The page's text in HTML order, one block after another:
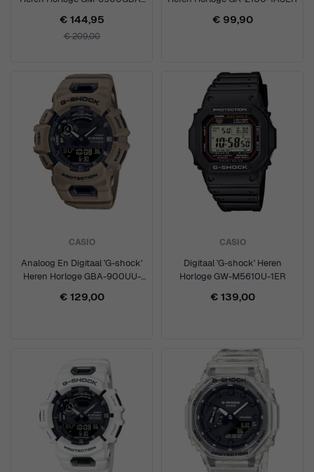
€ 144,95
€ 209,00
€ 99,90
CASIO
Analoog En Digitaal 'G-shock'
Heren Horloge GBA-900UU-
€ 129,00
CASIO
Digitaal 'G-shock' Heren
Horloge GW-M5610U-1ER
€ 139,00